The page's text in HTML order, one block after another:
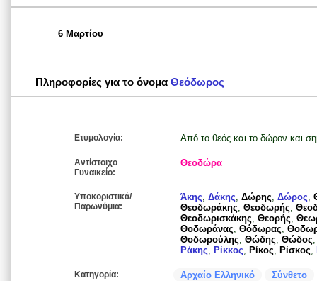
6 Μαρτίου
Πληροφορίες για το όνομα Θεόδωρος
Ετυμολογία: Από το θεός και το δώρον και
Αντίστοιχο
Γυναικείο:
Θεοδώρα
Υποκοριστικά/
Παρωνύμια:
Άκης, Δάκης, Δώρης, Δώρος,
Θεοδωράκης, Θεοδωρής,
Θεοδωρισκάκης, Θεορής,
Θοδωράνας, Θόδωρας,
Θοδωρούλης, Θώδης, Θώδος
Ράκης, Ρίκκος, Ρίκος, Ρίσκος,
Κατηγορία: Αρχαίο Ελληνικό Σύνθετο